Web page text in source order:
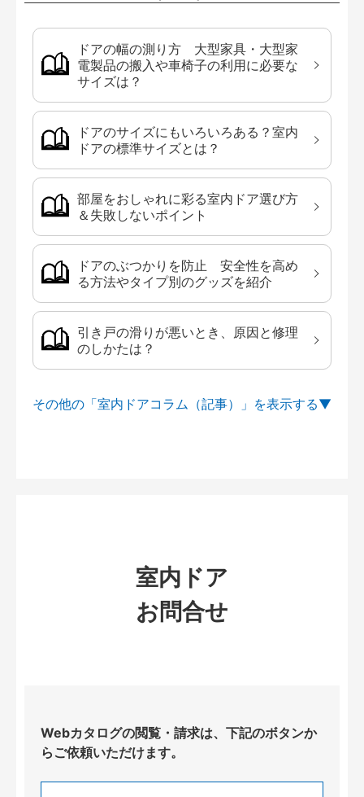
ドアの幅の測り方 大型家具・大型家
電製品の搬入や車椅子の利用に必要な
サイズは？
ドアのサイズにもいろいろある？室内
ドアの標準サイズとは？
部屋をおしゃれに彩る室内ドア選び方
＆失敗しないポイント
ドアのぶつかりを防止 安全性を高め
る方法やタイプ別のグッズを紹介
引き戸の滑りが悪いとき、原因と修理
のしかたは？
その他の「室内ドアコラム（記事）」を
室内ドア
お問合せ
Webカタログの閲覧・請求は、下記のボタンか
らご依頼いただけます。